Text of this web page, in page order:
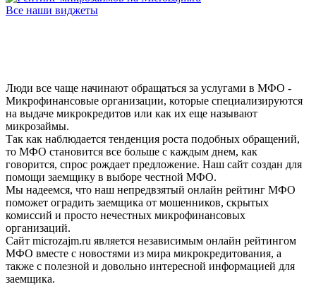
Все наши виджеты
Люди все чаще начинают обращаться за услугами в МФО -
Микрофинансовые организации, которые специализируются
на выдаче микрокредитов или как их еще называют
микрозаймы.
Так как наблюдается тенденция роста подобных обращений,
то МФО становится все больше с каждым днем, как
говорится, спрос рождает предложение. Наш сайт создан для
помощи заемщику в выборе честной МФО.
Мы надеемся, что наш непредвзятый онлайн рейтинг МФО
поможет оградить заемщика от мошенников, скрытых
комиссий и просто нечестных микрофинансовых
организаций.
Сайт microzajm.ru является независимым онлайн рейтингом
МФО вместе с новостями из мира микрокредитования, а
также с полезной и довольно интересной информацией для
заемщика.